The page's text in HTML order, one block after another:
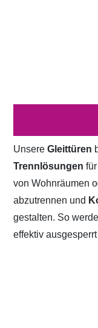
UnsereGleittüren
Trennlösungen
von Wohnräumen
abzutrennen und
gestalten. So
effektiv